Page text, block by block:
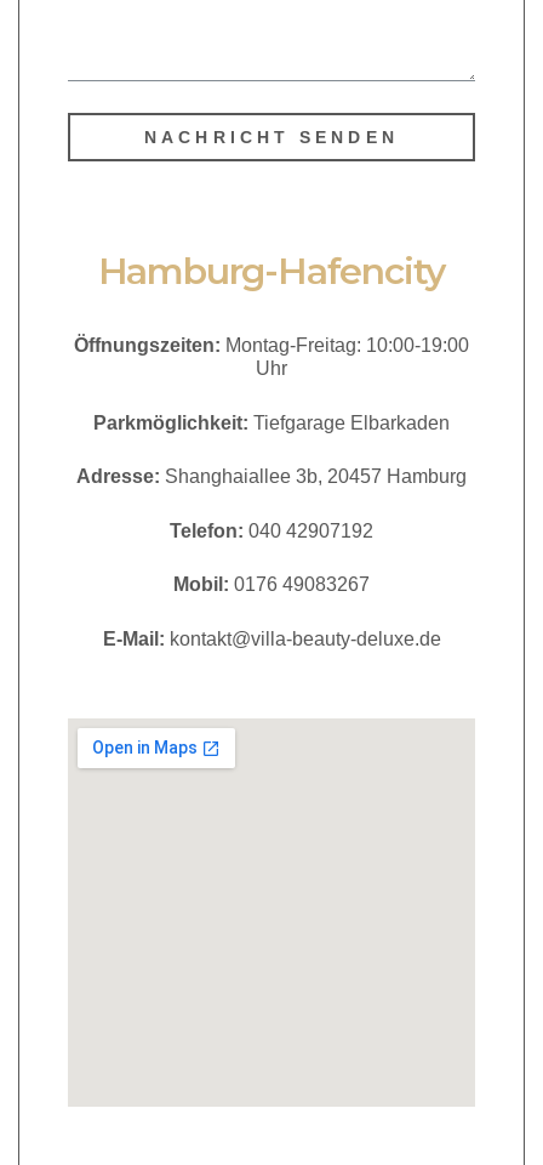
NACHRICHT SENDEN
Hamburg-Hafencity
Öffnungszeiten: Montag-Freitag: 10:00-19:00
Uhr
Parkmöglichkeit: Tiefgarage Elbarkaden
Adresse: Shanghaiallee 3b, 20457 Hamburg
Telefon: 040 42907192
Mobil: 0176 49083267
E-Mail: kontakt@villa-beauty-deluxe.de